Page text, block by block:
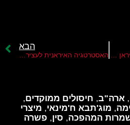
הבא
, ארה"ב, חיסולים ממוקדים,
, מוג'תבא ח'מינאי, מיצרי
המהפכה, סין, פשרה